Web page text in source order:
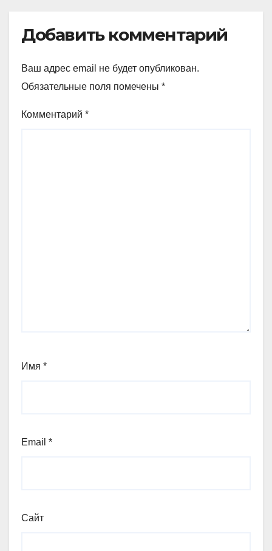
Добавить комментарий
Ваш адрес email не будет опубликован.
Обязательные поля помечены *
Комментарий *
Имя *
Email *
Сайт